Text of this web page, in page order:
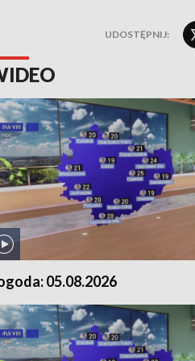
UDOSTĘPNIJ:
05.08.2026